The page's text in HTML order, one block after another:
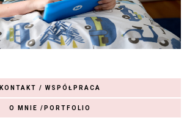
KONTAKT / WSPÓŁPRACA
O MNIE /PORTFOLIO